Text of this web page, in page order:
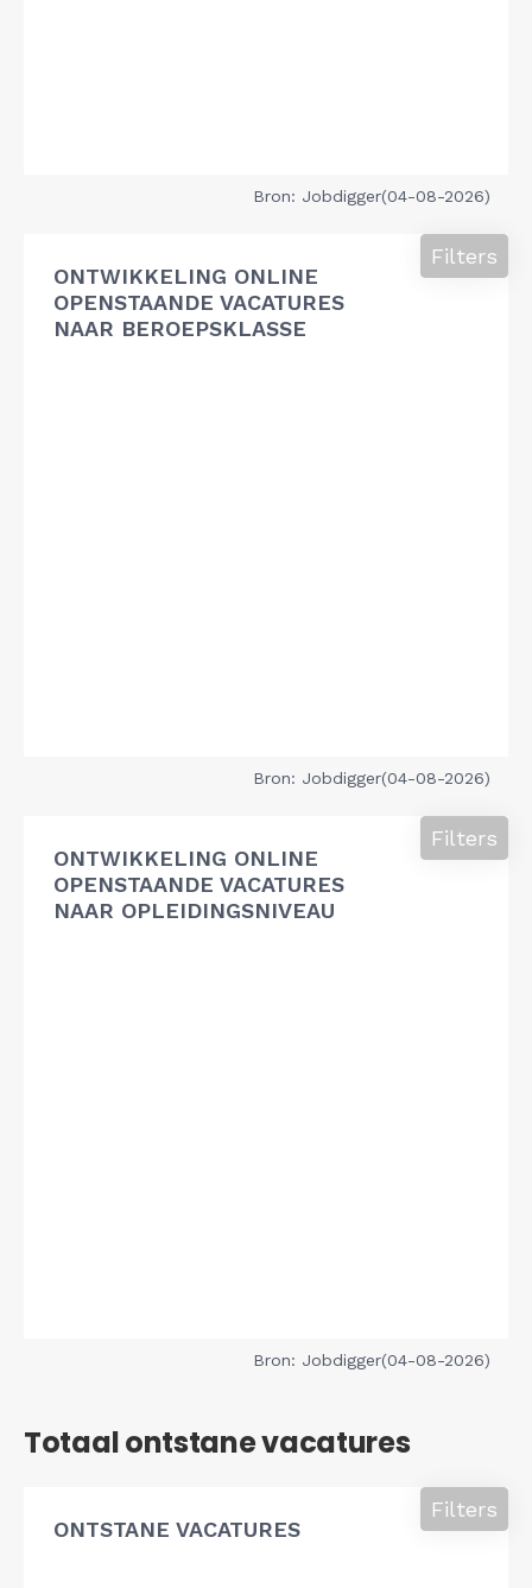
Bron: Jobdigger(04-08-2026)
ONTWIKKELING ONLINE
OPENSTAANDE VACATURES
NAAR BEROEPSKLASSE
Filters
Bron: Jobdigger(04-08-2026)
ONTWIKKELING ONLINE
OPENSTAANDE VACATURES
NAAR OPLEIDINGSNIVEAU
Filters
Bron: Jobdigger(04-08-2026)
Totaal ontstane vacatures
ONTSTANE VACATURES
Filters